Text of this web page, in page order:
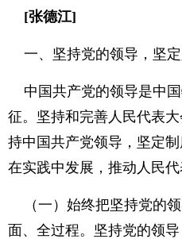
[张德江]
一、坚持党的领导，坚
中国共产党的领导是中
征。坚持和完善人民代表
持中国共产党领导，坚定
在实践中发展，推动人民代
（一）始终把坚持党的
面、全过程。坚持党的领